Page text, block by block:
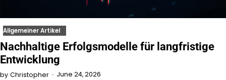
Allgemeiner Artikel
Nachhaltige Erfolgsmodelle für langfristige
Entwicklung
by Christopher June 24, 2026